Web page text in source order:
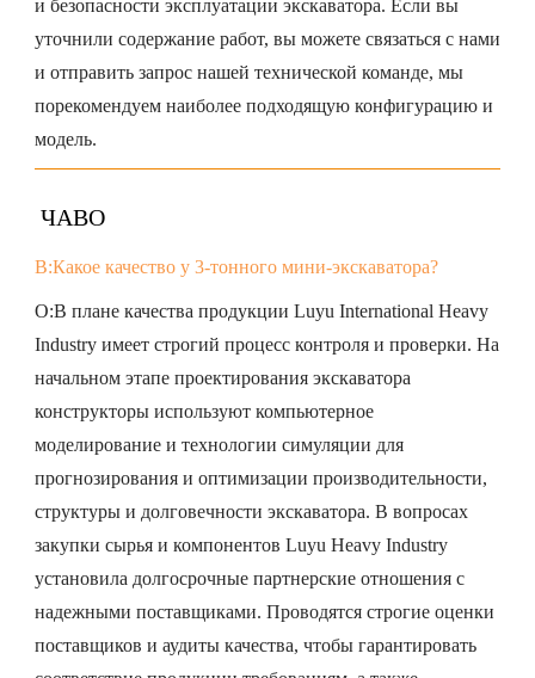
и безопасности эксплуатации экскаватора. Если вы
уточнили содержание работ, вы можете связаться с нами
и отправить запрос нашей технической команде, мы
порекомендуем наиболее подходящую конфигурацию и
модель.
ЧАВО
В:Какое качество у 3-тонного мини-экскаватора?
О:В плане качества продукции Luyu International Heavy
Industry имеет строгий процесс контроля и проверки. На
начальном этапе проектирования экскаватора
конструкторы используют компьютерное
моделирование и технологии симуляции для
прогнозирования и оптимизации производительности,
структуры и долговечности экскаватора. В вопросах
закупки сырья и компонентов Luyu Heavy Industry
установила долгосрочные партнерские отношения с
надежными поставщиками. Проводятся строгие оценки
поставщиков и аудиты качества, чтобы гарантировать